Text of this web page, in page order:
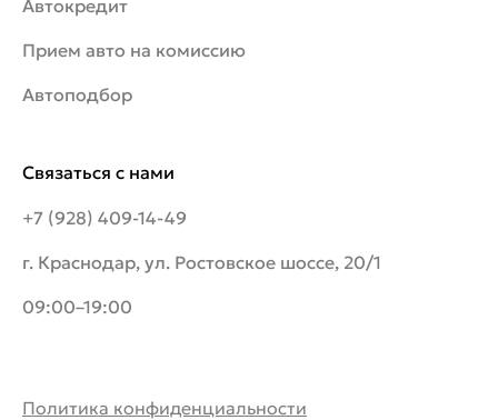
Связаться с нами
+7 (928) 409-14-49
г. Краснодар, ул. Ростовское шоссе, 20/1
09:00–19:00
Автокредит
Прием авто на комиссию
Автоподбор
Политика конфиденциальности